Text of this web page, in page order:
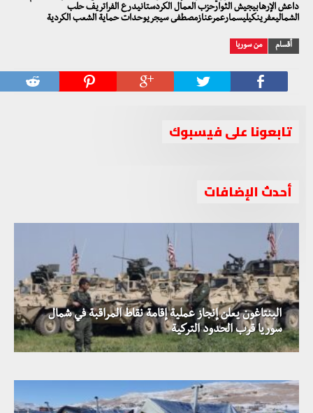
داعش الإرهابيجيش الثوارحزب العمال الكردستانيدرع الفراتريف حلب
الشماليعفرينكيليسمارعمرعنازمصطفى سيجريوحدات حماية الشعب الكردية
أقسام من سوريا
تابعونا على فيسبوك
أحدث الإضافات
البنتاغون يعلن إنجاز عملية إقامة نقاط المراقبة في شمال
سوريا قرب الحدود التركية
استمرار العمليات ضد داعش في دير الزور بالتزامن مع العثور
على سبع مقابر جماعية قرب البوكمال